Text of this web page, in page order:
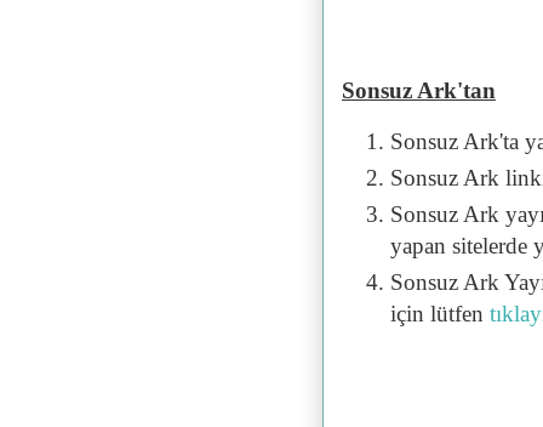
Sonsuz Ark'tan
Sonsuz Ark'ta
Sonsuz Ark
Sonsuz Ark
yapan sitelerde
Sonsuz Ark
için lütfen